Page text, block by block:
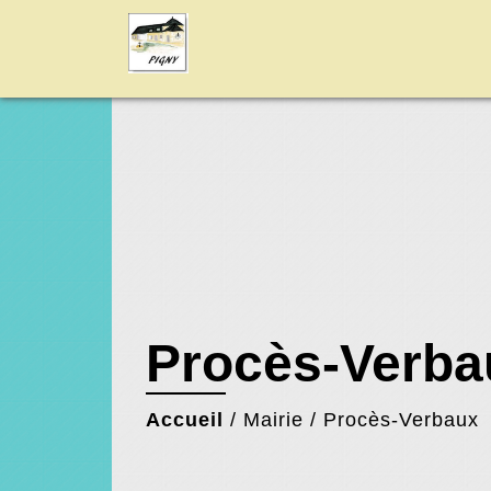
Procès-
Accueil / Mairie / Procès-Verbaux